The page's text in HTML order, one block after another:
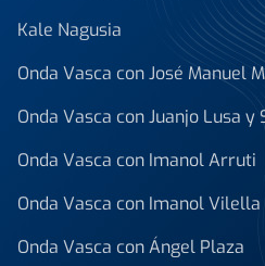
Kale Nagusia
Onda Vasca con José Manuel
Onda Vasca con Juanjo Lusa
Onda Vasca con Imanol Arruti
Onda Vasca con Imanol Vilella
Onda Vasca con Ángel Plaza